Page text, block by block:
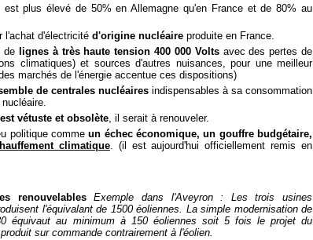
plus élevé de 50% en Allemagne qu'en France et de 80% au
l'achat d'électricité d'origine nucléaire produite en France.
de lignes à très haute tension 400 000 Voltsavec des pertes de
climatiques) et sources d'autres nuisances, pour une meilleur
marchés de l'énergie accentue ces dispositions)
de centrales nucléaires indispensables à sa consommation
vétuste et obsolète, il serait à renouveler.
politique commeun échec économique, un gouffre budgétaire,
climatique. (il est aujourd'hui officiellement remis en
renouvelables
Exemple dans l'Aveyron : Les trois usines
l'équivalant de 1500 éoliennes. La simple modernisation de
équivaut au minimum à 150 éoliennes soit 5 fois le projet du
sur commande contrairement à l'éolien.